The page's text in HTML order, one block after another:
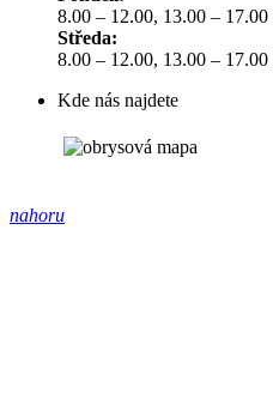
8.00 – 12.00, 13.00 – 17.00
Středa:
8.00 – 12.00, 13.00 – 17.00
Kde nás najdete
nahoru